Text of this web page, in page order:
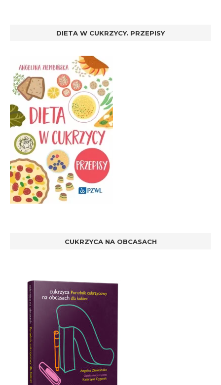
DIETA W CUKRZYCY. PRZEPISY
CUKRZYCA NA OBCASACH